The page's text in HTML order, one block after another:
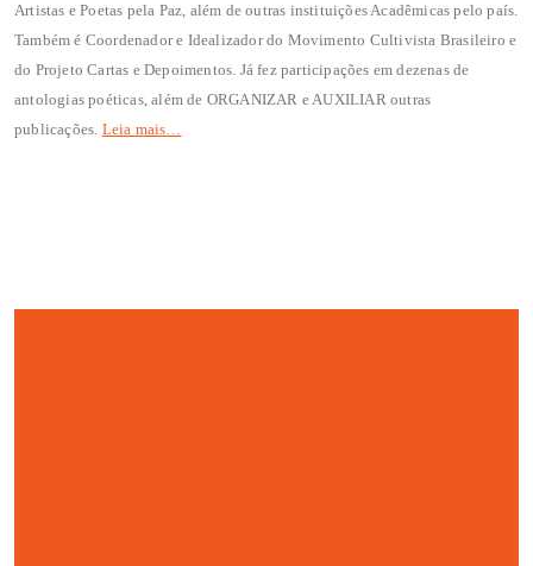
Artistas e Poetas pela Paz, além de outras instituições Acadêmicas pelo país.
Também é Coordenador e Idealizador do Movimento Cultivista Brasileiro e
do Projeto Cartas e Depoimentos. Já fez participações em dezenas de
antologias poéticas, além de ORGANIZAR e AUXILIAR outras
publicações. Leia mais…